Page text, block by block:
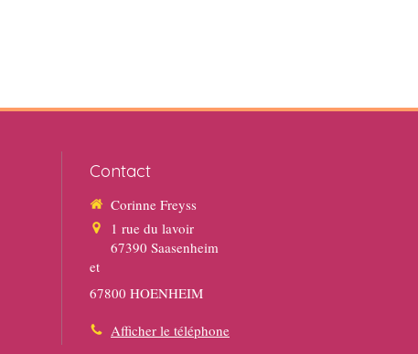
Contact
Corinne Freyss
1 rue du lavoir
67390 Saasenheim
et
67800 HOENHEIM
Afficher le téléphone